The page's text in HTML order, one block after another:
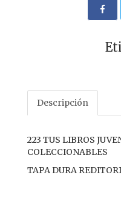
Descripción
223 TUS LIBROS
COLECCIONABLES
TAPA DURA